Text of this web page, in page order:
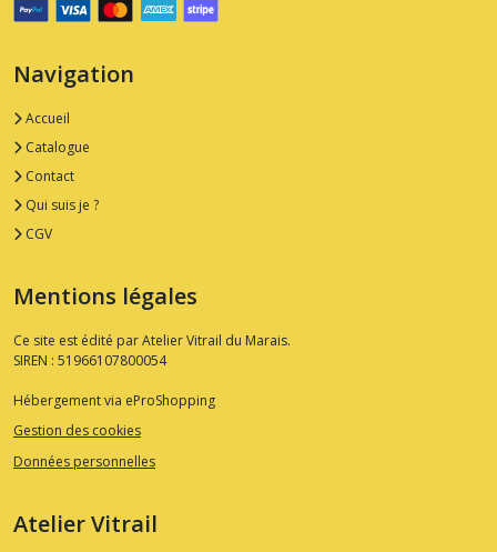
Navigation
Accueil
Catalogue
Contact
Qui suis je ?
CGV
Mentions légales
Ce site est édité par Atelier Vitrail du Marais.
SIREN : 51966107800054
Hébergement via eProShopping
Gestion des cookies
Données personnelles
Atelier Vitrail